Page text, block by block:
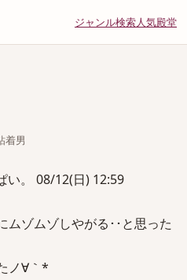
ジャンル検索人気殿堂
着男
い。 08/12(日) 12:59
ムゾムゾしやがる･･と思った
ノ∀｀*